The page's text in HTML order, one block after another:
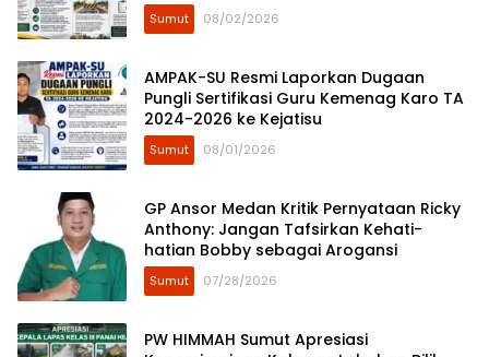
Sumut 08/02/2026
AMPAK-SU Resmi Laporkan Dugaan
Pungli Sertifikasi Guru Kemenag Karo TA
2024-2026 ke Kejatisu
Sumut 08/01/2026
GP Ansor Medan Kritik Pernyataan Ricky
Anthony: Jangan Tafsirkan Kehati-
hatian Bobby sebagai Arogansi
Sumut 07/28/2026
​PW HIMMAH Sumut Apresiasi